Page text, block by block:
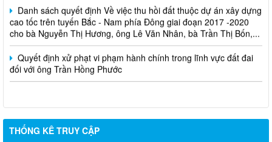
Danh sách quyết định Về việc thu hồi đất thuộc dự án xây dựng
cao tốc trên tuyến Bắc - Nam phía Đông giai đoạn 2017 -2020
cho bà Nguyễn Thị Hương, ông Lê Văn Nhân, bà Trần Thị Bốn,...
Quyết định xử phạt vi phạm hành chính trong lĩnh vực đất đai
đối với ông Trần Hồng Phước
THỐNG KÊ TRUY CẬP